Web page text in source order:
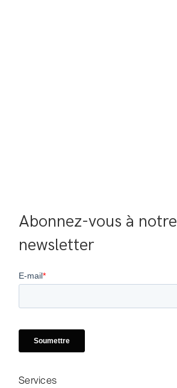
Abonnez-vous à notre
newsletter
Services